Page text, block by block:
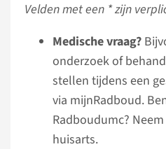
Velden met een * zijn
Medische vraag?
onderzoek of
stellen tijdens een
via mijnRadboud.
Radboudumc?
huisarts.